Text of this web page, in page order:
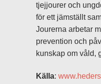
tjejjourer och
för ett jämställt
Jourerna arbetar
prevention och
kunskap om våld,
Källa: